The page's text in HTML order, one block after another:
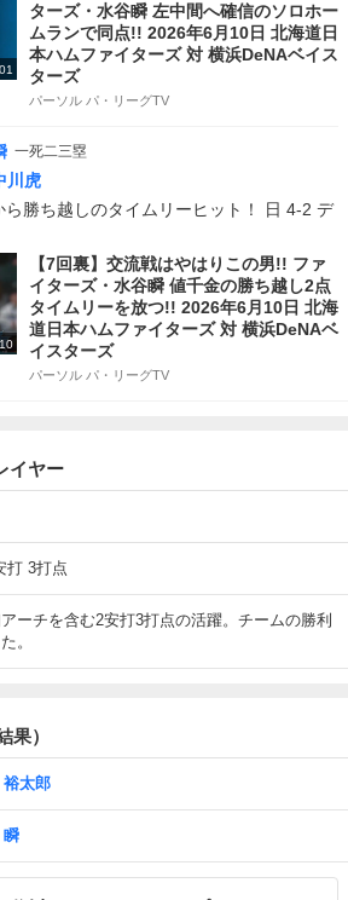
ターズ・水谷瞬 左中間へ確信のソロホー
ムランで同点!! 2026年6月10日 北海道日
本ハムファイターズ 対 横浜DeNAベイス
ターズ
パーソル パ・リーグTV
一死二三塁
川虎
勝ち越しのタイムリーヒット！ 日 4-2 デ
【7回裏】交流戦はやはりこの男!! ファ
イターズ・水谷瞬 値千金の勝ち越し2点
タイムリーを放つ!! 2026年6月10日 北海
道日本ハムファイターズ 対 横浜DeNAベ
イスターズ
パーソル パ・リーグTV
イヤー
打 3打点
ーチを含む2安打3打点の活躍。チームの勝利
。
果）
裕太郎
瞬